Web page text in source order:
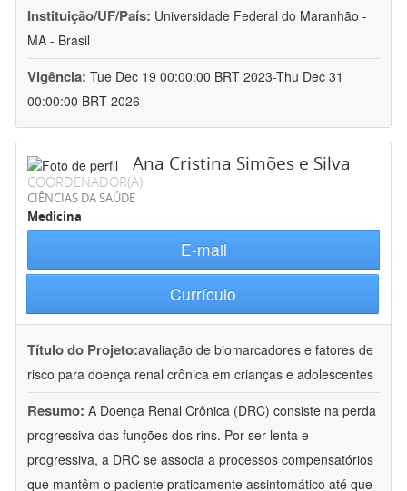
Instituição/UF/País: Universidade Federal do Maranhão -
MA - Brasil
Vigência: Tue Dec 19 00:00:00 BRT 2023-Thu Dec 31
00:00:00 BRT 2026
Ana Cristina Simões e Silva
COORDENADOR(A)
CIÊNCIAS DA SAÚDE
Medicina
E-mail
Currículo
Título do Projeto:avaliação de biomarcadores e fatores de
risco para doença renal crônica em crianças e adolescentes
Resumo: A Doença Renal Crônica (DRC) consiste na perda
progressiva das funções dos rins. Por ser lenta e
progressiva, a DRC se associa a processos compensatórios
que mantêm o paciente praticamente assintomático até que